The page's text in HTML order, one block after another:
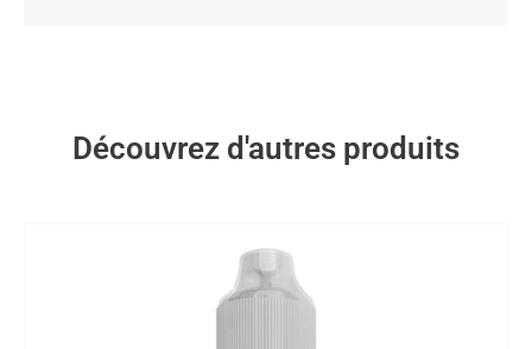
Découvrez d'autres produits